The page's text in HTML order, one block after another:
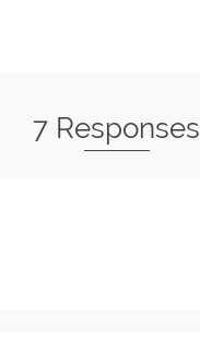
7 Responses